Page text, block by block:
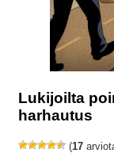
Lukijoilta
harhautus
(17